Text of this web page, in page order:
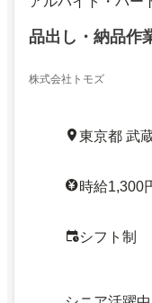
品出し・納品作
株式会社トモズ
東京都 武
時給1,300
シフト制